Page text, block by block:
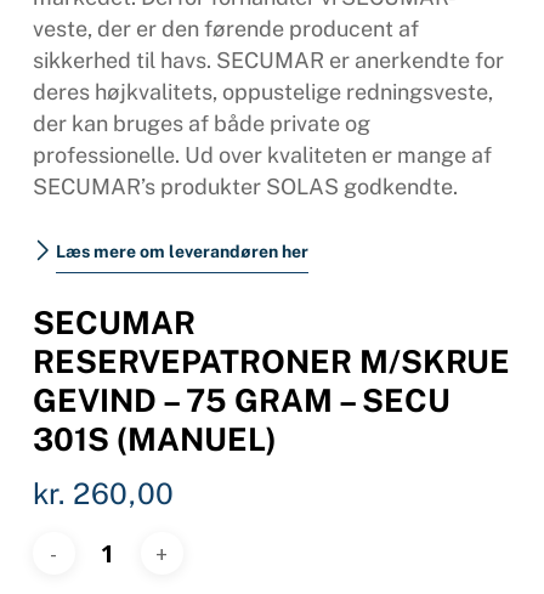
veste, der er den førende producent af
sikkerhed til havs. SECUMAR er anerkendte for
deres højkvalitets, oppustelige redningsveste,
der kan bruges af både private og
professionelle. Ud over kvaliteten er mange af
SECUMAR’s produkter SOLAS godkendte.
Læs mere om leverandøren her
SECUMAR
RESERVEPATRONER M/SKRUE
GEVIND – 75 GRAM – SECU
301S (MANUEL)
kr. 260,00